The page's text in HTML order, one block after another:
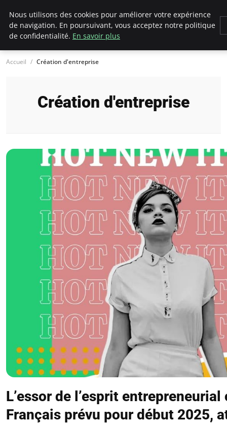
LECFCM
Accueil Création d'entreprise
Création d'entreprise
L’essor de l’esprit entrepreneurial
Français prévu pour début 2025,
Nous utilisons des cookies pour améliorer votre expérience
de navigation. En poursuivant, vous acceptez notre politique
de confidentialité. En savoir plus